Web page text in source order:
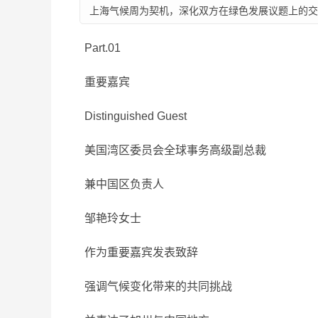
上海气候周为契机，深化双方在绿色发展议题上的交
Part.01
重要嘉宾
Distinguished Guest
美国湾区委员会全球事务高级副总裁
兼中国区负责人
邹艳玲女士
作为重要嘉宾发表致辞
强调气候变化带来的共同挑战